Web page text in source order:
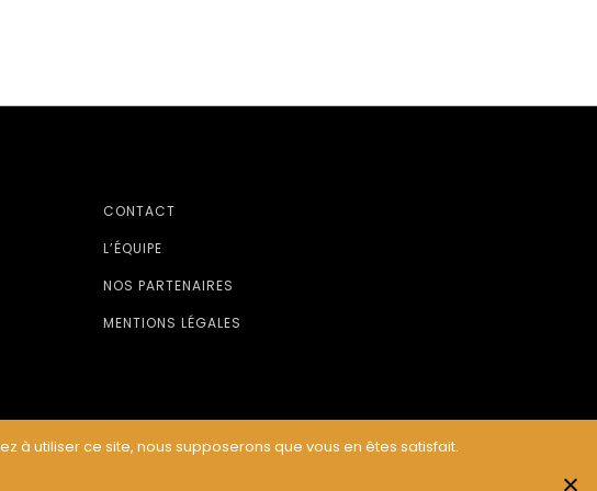
CONTACT
L’ÉQUIPE
NOS PARTENAIRES
MENTIONS LÉGALES
à utiliser ce site, nous supposerons que vous en êtes satisfait.